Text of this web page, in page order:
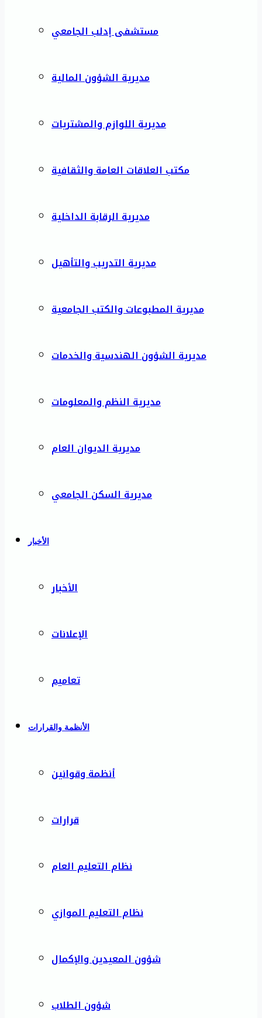
مستشفى إدلب الجامعي
مديرية الشؤون المالية
مديرية اللوازم والمشتريات
مكتب العلاقات العامة والثقافية
مديرية الرقابة الداخلية
مديرية التدريب والتأهيل
مديرية المطبوعات والكتب الجامعية
مديرية الشؤون الهندسية والخدمات
مديرية النظم والمعلومات
مديرية الديوان العام
مديرية السكن الجامعي
الأخبار
الأخبار
الإعلانات
تعاميم
الأنظمة والقرارات
أنظمة وقوانين
قرارات
نظام التعليم العام
نظام التعليم الموازي
شؤون المعيدين والإكمال
شؤون الطلاب